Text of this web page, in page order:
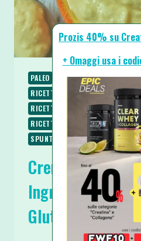
PALEO RICETTE RICETTE
RICETTE LOW CARB
RICETTE
RICETTE SENZA BURRO
RICETTE SENZA LATTOSIO
SPUNTINI E SNACKS
Crema
Ingredienti
Glutine Zucchero
Prozis 40% su
+ Omaggi usa i